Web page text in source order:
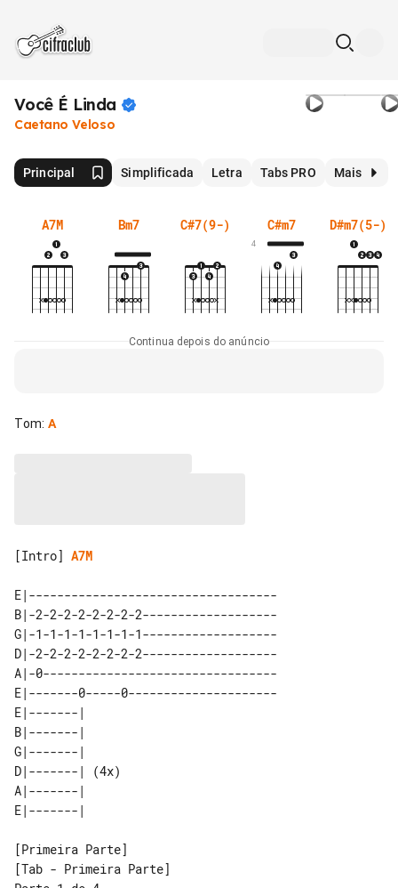
Você É Linda
Caetano Veloso
Principal Simplificada Letra Tabs PRO Mais
A7M Bm7 C#7(9-) C#m7
4
D#m7(5-)
Continua depois do anúncio
Tom: A
[Intro] A7M
E|-----------------------------------
B|-2-2-2-2-2-2-2-2-------------------
G|-1-1-1-1-1-1-1-1-------------------
D|-2-2-2-2-2-2-2-2-------------------
A|-0---------------------------------
E|-------0-----0---------------------
E|-------|
B|-------|
G|-------|
D|-------| (4x)
A|-------|
[Tab - Primeira Parte]